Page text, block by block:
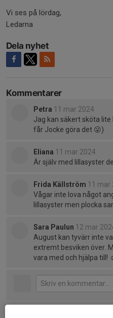
Vi ses på lördag,
Ledarna
Dela nyhet
Kommentarer
Petra 11 mar 2024
Jag kan säkert sköta
får Jocke göra det 😜)
Eliana 11 mar 2024
Är själv med lillasyster
Frida Källström 11 mar
Vågar inte lova något
lillasyster men plocka
Sara Paulun 12 mar
August kan tyvärr inte
extremt besviken över.
vara med och hjälpa till!